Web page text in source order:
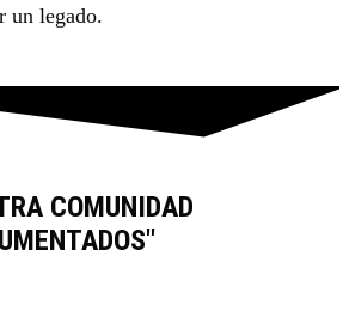
un legado.
COMUNIDAD